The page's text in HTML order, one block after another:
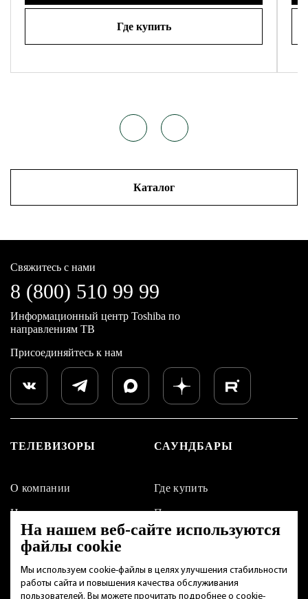
Где купить
Каталог
Свяжитесь с нами
8 (800) 510 99 99
Информационный центр Toshiba по
направлениям ТВ
Присоединяйтесь к нам
ТЕЛЕВИЗОРЫ САУНДБАРЫ
О компании
Новости
Контакты
Где купить
Поддержка
На нашем веб-сайте используются
файлы cookie
Мы используем cookie-файлы в целях улучшения стабильности
работы сайта и повышения качества обслуживания
пользователей. Вы можете прочитать подробнее о cookie-